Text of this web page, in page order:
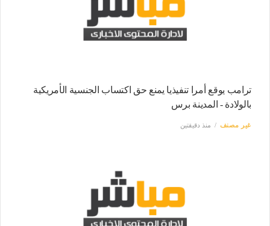
ترامب يوقع أمرا تنفيذيا يمنع حق اكتساب الجنسية الأمريكية
بالولادة - المدينة برس
غير مصنف منذ دقيقتين